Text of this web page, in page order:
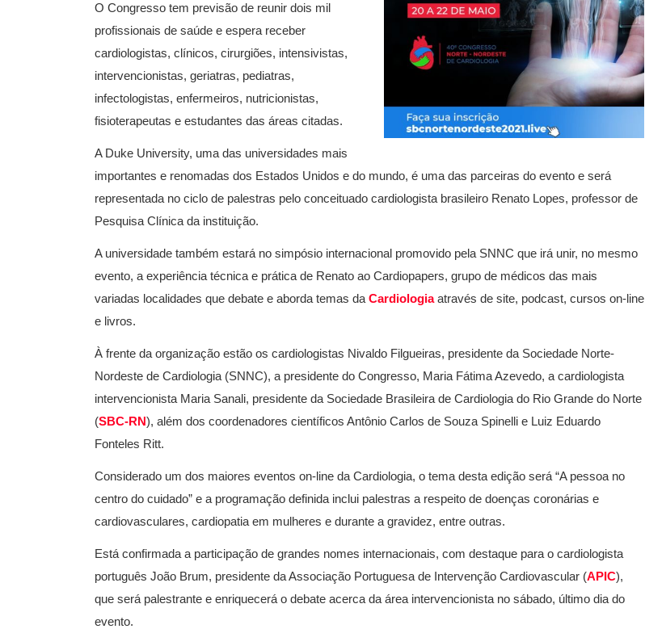
O Congresso tem previsão de reunir dois mil
profissionais de saúde e espera receber
cardiologistas, clínicos, cirurgiões, intensivistas,
intervencionistas, geriatras, pediatras,
infectologistas, enfermeiros, nutricionistas,
fisioterapeutas e estudantes das áreas citadas.
A Duke University, uma das universidades mais
importantes e renomadas dos Estados Unidos e do mundo, é uma das parceiras do evento e será
representada no ciclo de palestras pelo conceituado cardiologista brasileiro Renato Lopes, professor de
Pesquisa Clínica da instituição.
A universidade também estará no simpósio internacional promovido pela SNNC que irá unir, no mesmo
evento, a experiência técnica e prática de Renato ao Cardiopapers, grupo de médicos das mais
variadas localidades que debate e aborda temas da Cardiologiaatravés de site, podcast, cursos on-line
e livros.
À frente da organização estão os cardiologistas Nivaldo Filgueiras, presidente da Sociedade Norte-
Nordeste de Cardiologia (SNNC), a presidente do Congresso, Maria Fátima Azevedo, a cardiologista
intervencionista Maria Sanali, presidente da Sociedade Brasileira de Cardiologia do Rio Grande do Norte
(SBC-RN), além dos coordenadores científicos Antônio Carlos de Souza Spinelli e Luiz Eduardo
Fonteles Ritt.
Considerado um dos maiores eventos on-line da Cardiologia, o tema desta edição será “A pessoa no
centro do cuidado” e a programação definida inclui palestras a respeito de doenças coronárias e
cardiovasculares, cardiopatia em mulheres e durante a gravidez, entre outras.
Está confirmada a participação de grandes nomes internacionais, com destaque para o cardiologista
português João Brum, presidente da Associação Portuguesa de Intervenção Cardiovascular (APIC),
que será palestrante e enriquecerá o debate acerca da área intervencionista no sábado, último dia do
evento.